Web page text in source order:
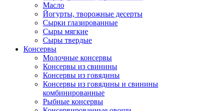
Масло
Йогурты, творожные десерты
Сырки глазированные
Сыры мягкие
Сыры твердые
Консервы
Молочные консервы
Консервы из свинины
Консервы из говядины
Консервы из говядины и свинины
комбинированные
Рыбные консервы